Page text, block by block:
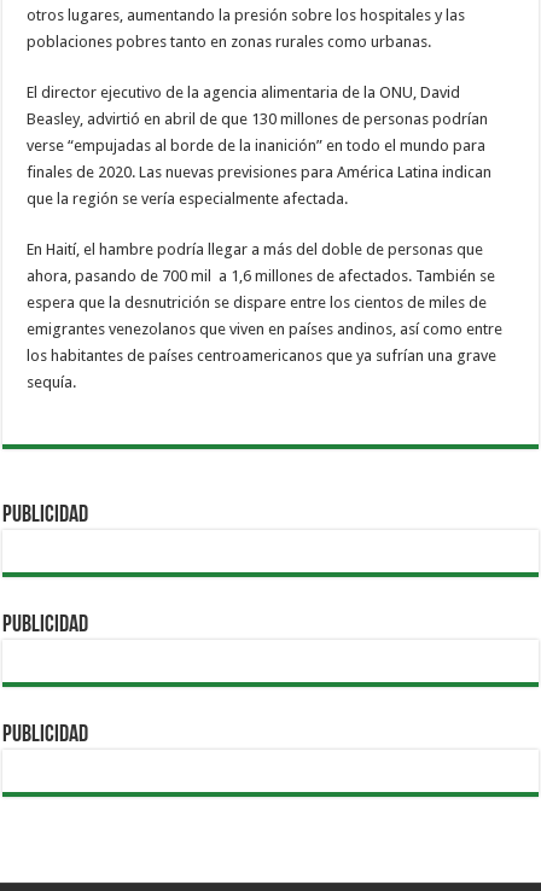
otros lugares, aumentando la presión sobre los hospitales y las
poblaciones pobres tanto en zonas rurales como urbanas.
El director ejecutivo de la agencia alimentaria de la ONU, David
Beasley, advirtió en abril de que 130 millones de personas podrían
verse “empujadas al borde de la inanición” en todo el mundo para
finales de 2020. Las nuevas previsiones para América Latina indican
que la región se vería especialmente afectada.
En Haití, el hambre podría llegar a más del doble de personas que
ahora, pasando de 700 mil a 1,6 millones de afectados. También se
espera que la desnutrición se dispare entre los cientos de miles de
emigrantes venezolanos que viven en países andinos, así como entre
los habitantes de países centroamericanos que ya sufrían una grave
sequía.
PUBLICIDAD
PUBLICIDAD
PUBLICIDAD